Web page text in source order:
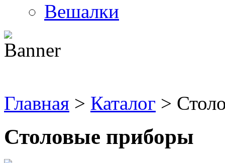
Вешалки
Главная > Каталог >
Столовые приборы